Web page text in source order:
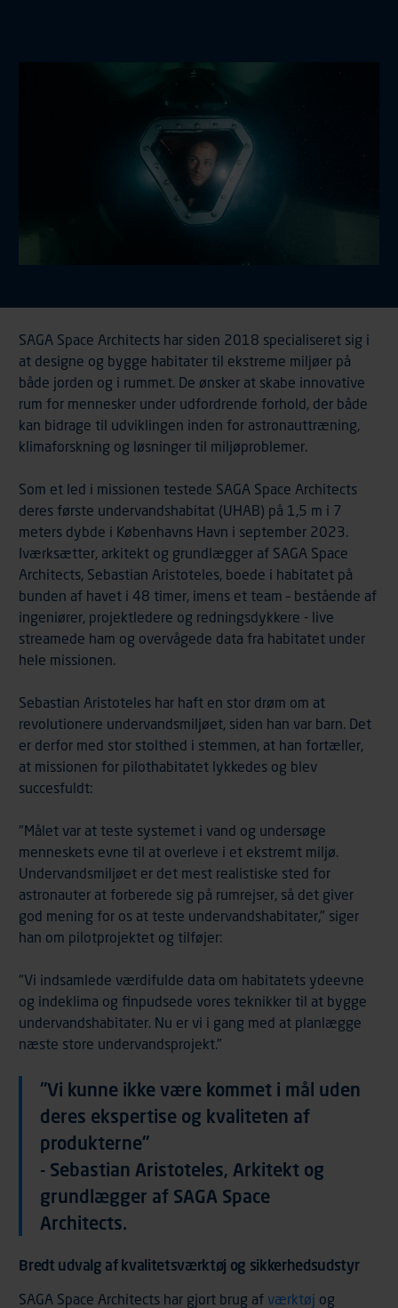
SAGA Space Architects har siden 2018 specialiseret sig i
at designe og bygge habitater til ekstreme miljøer på
både jorden og i rummet. De ønsker at skabe innovative
rum for mennesker under udfordrende forhold, der både
kan bidrage til udviklingen inden for astronauttræning,
klimaforskning og løsninger til miljøproblemer.
Som et led i missionen testede SAGA Space Architects
deres første undervandshabitat (UHAB) på 1,5 m i 7
meters dybde i Københavns Havn i september 2023.
Iværksætter, arkitekt og grundlægger af SAGA Space
Architects, Sebastian Aristoteles, boede i habitatet på
bunden af havet i 48 timer, imens et team – bestående af
ingeniører, projektledere og redningsdykkere - live
streamede ham og overvågede data fra habitatet under
hele missionen.
Sebastian Aristoteles har haft en stor drøm om at
revolutionere undervandsmiljøet, siden han var barn. Det
er derfor med stor stolthed i stemmen, at han fortæller,
at missionen for pilothabitatet lykkedes og blev
succesfuldt:
"Målet var at teste systemet i vand og undersøge
menneskets evne til at overleve i et ekstremt miljø.
Undervandsmiljøet er det mest realistiske sted for
astronauter at forberede sig på rumrejser, så det giver
god mening for os at teste undervandshabitater," siger
han om pilotprojektet og tilføjer:
"Vi indsamlede værdifulde data om habitatets ydeevne
og indeklima og finpudsede vores teknikker til at bygge
undervandshabitater. Nu er vi i gang med at planlægge
næste store undervandsprojekt."
"Vi kunne ikke være kommet i mål uden
deres ekspertise og kvaliteten af
produkterne"
- Sebastian Aristoteles, Arkitekt og
grundlægger af SAGA Space
Architects.
Bredt udvalg af kvalitetsværktøj og sikkerhedsudstyr
SAGA Space Architects har gjort brug af værktøj og